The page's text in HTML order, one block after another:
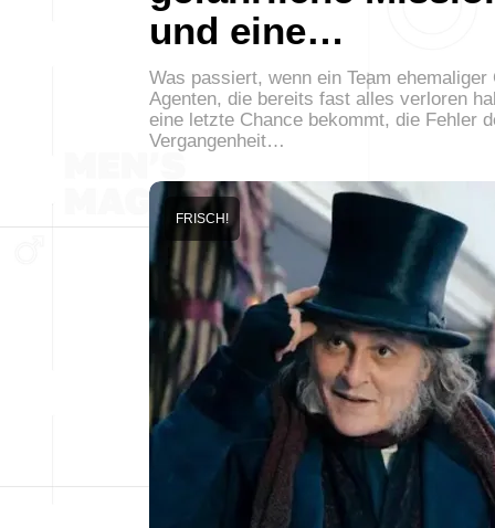
und eine…
Was passiert, wenn ein Team ehemaliger
Agenten, die bereits fast alles verloren
eine letzte Chance bekommt, die Fehler
Vergangenheit…
FRISCH!